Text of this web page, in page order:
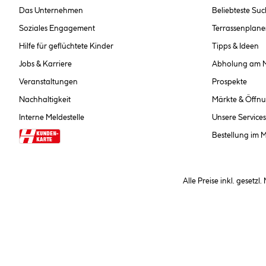
Das Unternehmen
Soziales Engagement
Hilfe für geflüchtete Kinder
Jobs & Karriere
Veranstaltungen
Nachhaltigkeit
Interne Meldestelle
Beliebteste
Tipps & Ideen
Abholung am
Prospekte
Märkte &
Unsere Services
Bestellung im
Alle Preise inkl. gesetzl.